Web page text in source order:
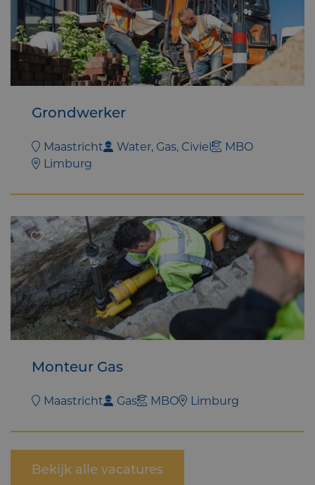
Grondwerker
Maastricht Water, Gas, Civiel
MBO
Limburg
Monteur Gas
Maastricht Gas MBO Limburg
Bekijk alle vacatures